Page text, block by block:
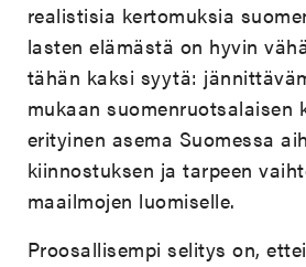
realistisia kertomuksia
lasten elämästä on hyvin
tähän kaksi syytä:
mukaan suomenruotsalaisen
erityinen asema Suomessa
kiinnostuksen ja tarpeen
maailmojen luomiselle.
Proosallisempi selitys on,